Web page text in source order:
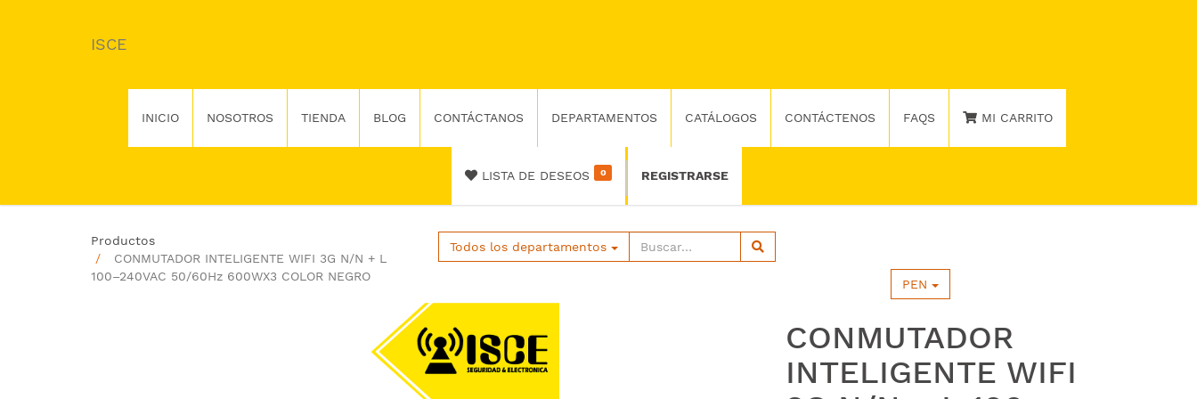
ISCE
INICIO NOSOTROS TIENDA BLOG CONTÁCTANOS DEPARTAMENTOS CATÁLOGOS CONTÁCTENOS FAQS MI CARRITO
LISTA DE DESEOS 0 REGISTRARSE
Productos
CONMUTADOR INTELIGENTE WIFI 3G N/N + L
100–240VAC 50/60Hz 600WX3 COLOR NEGRO
Todos los departamentos
PEN
CONMUTADOR
INTELIGENTE WIFI